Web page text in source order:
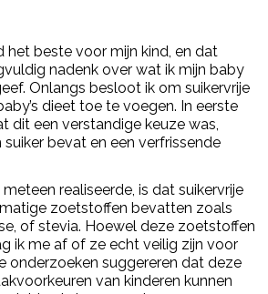
het beste voor mijn kind, en dat
nadenk over wat ik mijn baby
Onlangs besloot ik om suikervrije
dieet toe te voegen. In eerste
dit een verstandige keuze was,
bevat en een verfrissende
realiseerde, is dat suikervrije
zoetstoffen bevatten zoals
of stevia. Hoewel deze zoetstoffen
ik me af of ze echt veilig zijn voor
onderzoeken suggereren dat deze
van kinderen kunnen